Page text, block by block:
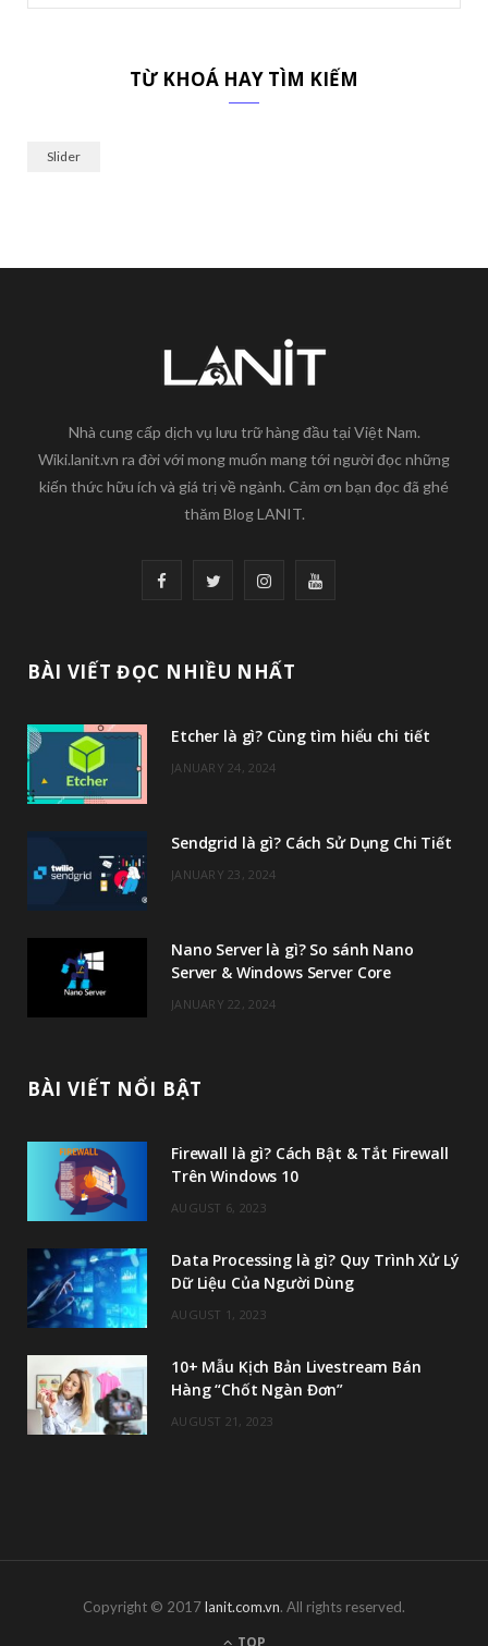
TỪ KHOÁ HAY TÌM KIẾM
Slider
Nhà cung cấp dịch vụ lưu trữ hàng đầu tại Việt Nam.
Wiki.lanit.vn ra đời với mong muốn mang tới người đọc những
kiến thức hữu ích và giá trị về ngành. Cảm ơn bạn đọc đã ghé
thăm Blog LANIT.
c
b
T
i
t
I
s
a
Y
u
BÀI VIẾT ĐỌC NHIỀU NHẤT
Etcher là gì? Cùng tìm hiểu chi tiết
JANUARY 24, 2024
Sendgrid là gì? Cách Sử Dụng Chi Tiết
JANUARY 23, 2024
Nano Server là gì? So sánh Nano
Server & Windows Server Core
JANUARY 22, 2024
BÀI VIẾT NỔI BẬT
Firewall là gì? Cách Bật & Tắt Firewall
Trên Windows 10
AUGUST 6, 2023
Data Processing là gì? Quy Trình Xử Lý
Dữ Liệu Của Người Dùng
AUGUST 1, 2023
10+ Mẫu Kịch Bản Livestream Bán
Hàng “Chốt Ngàn Đơn”
AUGUST 21, 2023
Copyright © 2017lanit.com.vn. All rights reserved.